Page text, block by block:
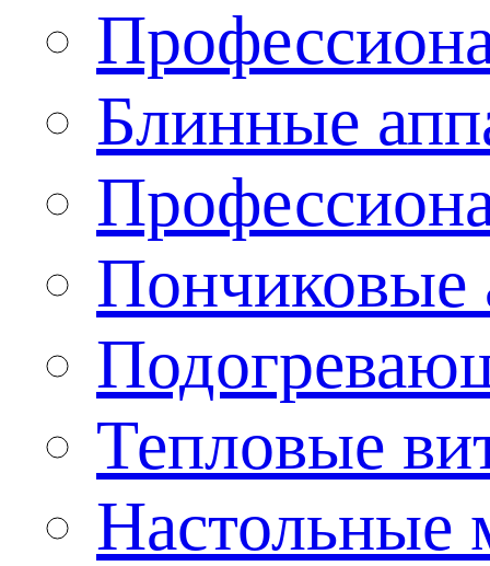
Блинные
Пончиковые
Тепловые
Настольные